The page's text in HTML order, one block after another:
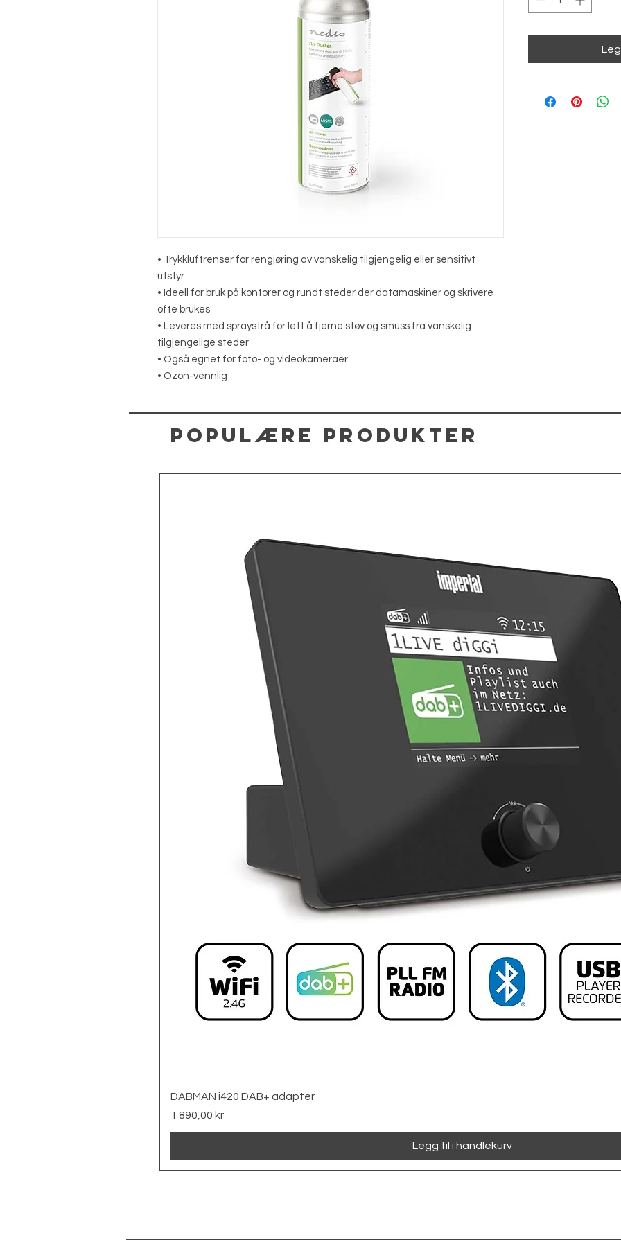
• Trykkluftrenser for rengjøring av vanskelig tilgjengelig eller sensitivt
utstyr
• Ideell for bruk på kontorer og rundt steder der datamaskiner og skrivere
ofte brukes
• Leveres med spraystrå for lett å fjerne støv og smuss fra vanskelig
tilgjengelige steder
• Også egnet for foto- og videokameraer
• Ozon-vennlig
Populære produkter
DABMAN i420 DAB+ adapter
Pris
1 890,00 kr
Legg til i handlekurv